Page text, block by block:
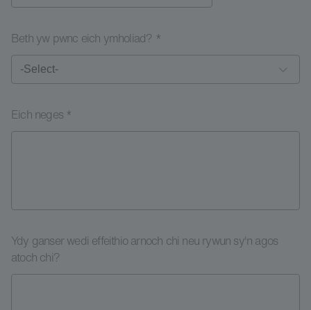
Beth yw pwnc eich ymholiad? *
Eich neges *
Ydy ganser wedi effeithio arnoch chi neu rywun sy'n agos
atoch chi?